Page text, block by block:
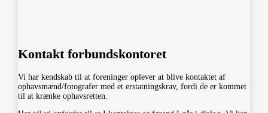
Kontakt forbundskontoret
Vi har kendskab til at foreninger oplever at blive kontaktet af
ophavsmænd/fotografer med et erstatningskrav, fordi de er kommet
til at krænke ophavsretten.